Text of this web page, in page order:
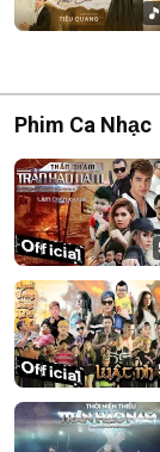
Phim Ca Nhạc